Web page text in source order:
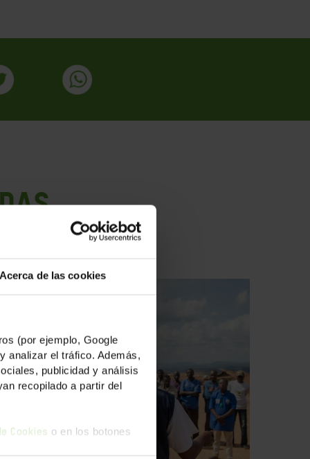
Acerca de las cookies
(por ejemplo, Google
analizar el tráfico. Además,
publicidad y análisis
recopilado a partir del
Cookies o en los botones